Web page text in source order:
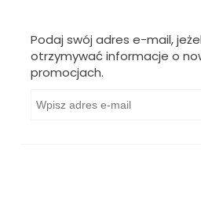
Podaj swój adres e-mail,
otrzymywać informacje o
promocjach.